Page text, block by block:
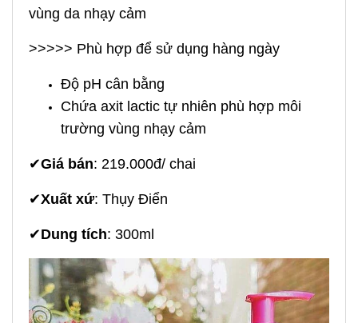
vùng da nhạy cảm
>>>>> Phù hợp để sử dụng hàng ngày
Độ pH cân bằng
Chứa axit lactic tự nhiên phù hợp môi
trường vùng nhạy cảm
✔Giá bán: 219.000đ/ chai
✔Xuất xứ: Thụy Điển
✔Dung tích: 300ml